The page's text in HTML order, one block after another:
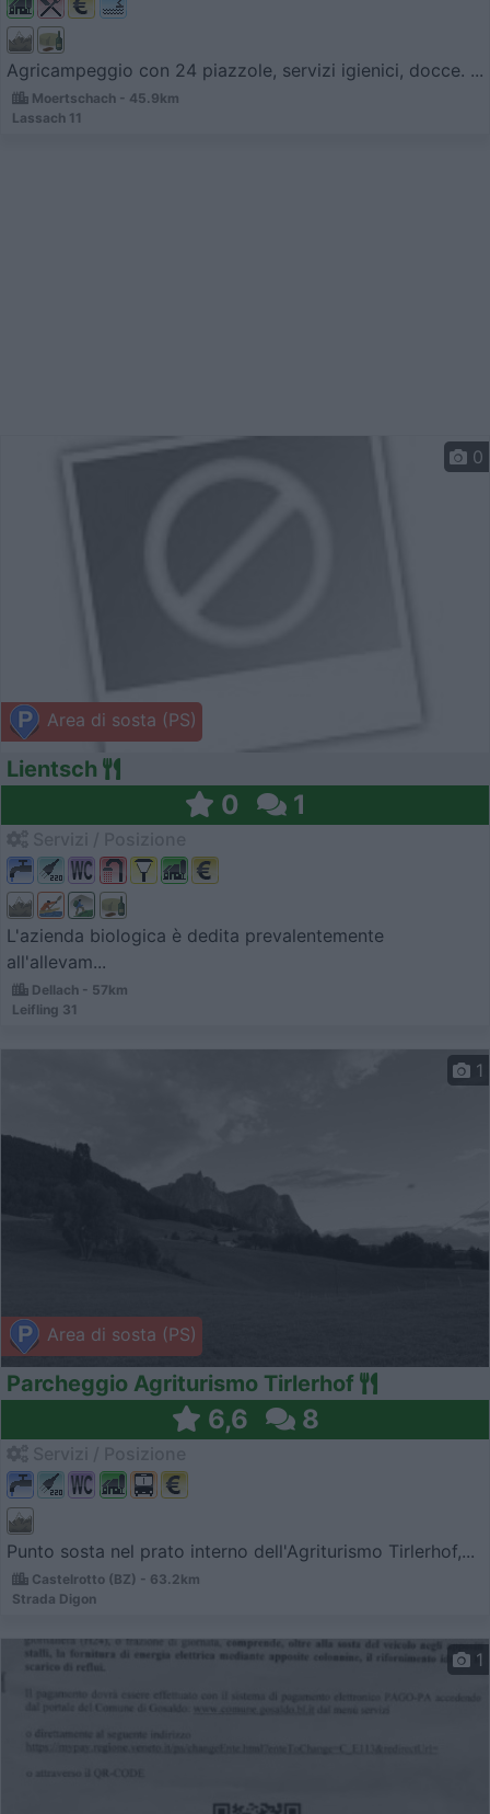
Agricampeggio con 24 piazzole, servizi igienici, docce. ...
Moertschach - 45.9km
Lassach 11
Area di sosta (PS)
0
Lientsch
0 1
L'azienda biologica è dedita prevalentemente
all'allevam...
Dellach - 57km
Leifling 31
Area di sosta (PS)
1
Parcheggio Agriturismo Tirlerhof
6,6 8
Punto sosta nel prato interno dell'Agriturismo Tirlerhof,...
Castelrotto (BZ) - 63.2km
Strada Digon
1